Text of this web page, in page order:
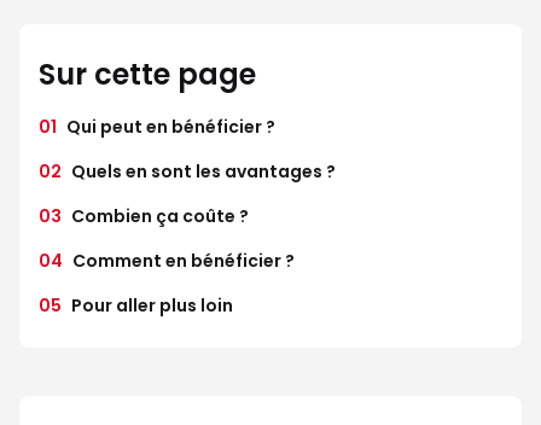
Sur cette page
01 Qui peut en bénéficier ?
02 Quels en sont les avantages ?
03 Combien ça coûte ?
04 Comment en bénéficier ?
05 Pour aller plus loin